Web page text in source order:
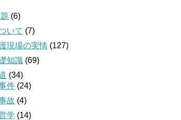
(6)
いて (7)
現場の実情 (127)
知識 (69)
(34)
件 (24)
故 (4)
学 (14)